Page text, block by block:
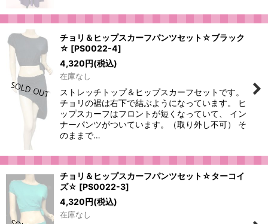
チョリ＆ヒップスカーフパンツセット☆ブラック
☆ [PS0022-4]
4,320円(税込)
在庫なし
ストレッチトップ＆ヒップスカーフセットです。
チョリの裾は右下で結ぶようになっています。 ヒ
ップスカーフはフロントが短くなっていて、 イン
ナーパンツがついています。（取り外し不可） そ
のままで…
チョリ＆ヒップスカーフパンツセット☆ターコイ
ズ☆ [PS0022-3]
4,320円(税込)
在庫なし